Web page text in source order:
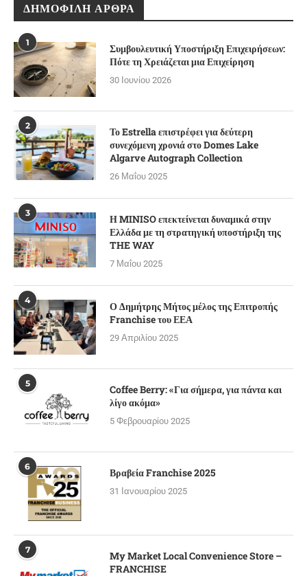
ΔΗΜΟΦΙΛΉ ΆΡΘΡΑ
1
Συμβουλευτική Υποστήριξη Επιχειρήσεων:
Πότε τη Χρειάζεται μια Επιχείρηση
30 Ιουνίου 2026
2
Το Estrella επιστρέφει για δεύτερη
συνεχόμενη χρονιά στο Domes Lake
Algarve Autograph Collection
26 Μαΐου 2025
3
Η MINISO επεκτείνεται δυναμικά στην
Ελλάδα με τη στρατηγική υποστήριξη της
THE WAY
7 Μαΐου 2025
4
Ο Δημήτρης Μήτος μέλος της Επιτροπής
Franchise του ΕΕΑ
29 Απριλίου 2025
5
Coffee Berry: «Για σήμερα, για πάντα και
λίγο ακόμα»
5 Φεβρουαρίου 2025
6 Βραβεία Franchise 2025
31 Ιανουαρίου 2025
7
My Market Local Convenience Store –
FRANCHISE